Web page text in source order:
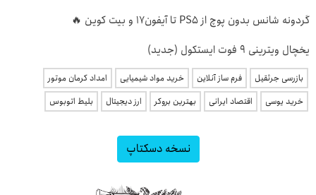
گردونه شانس بدون پوچ از PS5 تا آیفون17 و بیت کوین 🔥
یخچال ویترینی 9 فوت ایستکول (جدید)
بازرسی جرثقیل فرم ساز آنلاین خرید مواد شیمیایی
امداد کرمان موتور
خرید یوسی
اقتصاد ایرانی بهترین بروکر ارز دیجیتال بلیط اتوبوس
نسخه دسکتاپ